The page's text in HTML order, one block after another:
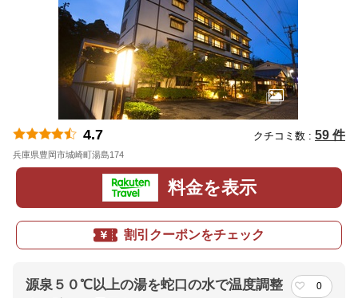
4.7 クチコミ数 : 59 件
兵庫県豊岡市城崎町湯島174
料金を表示
割引クーポンをチェック
源泉５０℃以上の湯を蛇口の水で温度調整
0